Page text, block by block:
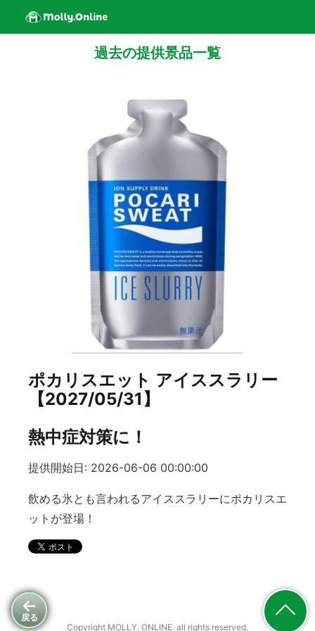
戻る
過去の提供景品一覧
ポカリスエット アイススラリー
【2027/05/31】
熱中症対策に！
提供開始日: 2026-06-06 00:00:00
飲める氷とも言われるアイススラリーにポカリスエ
ットが登場！
Copyright MOLLY. ONLINE. all rights reserved.